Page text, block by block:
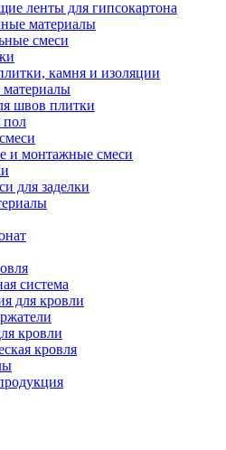
ленты для гипсокартона
материалы
смеси
камня и изоляции
швов плитки
пол
и монтажные смеси
для заделки
система
для кровли
кровли
кровля